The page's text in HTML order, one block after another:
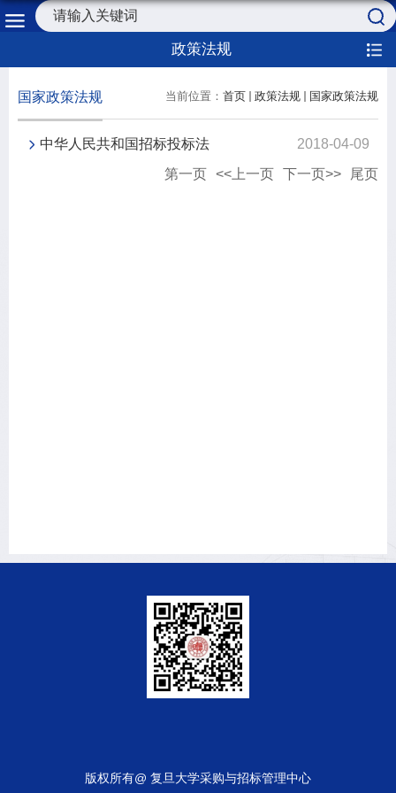
政策法规
当前位置： 首页 政策法规 国家政策法规
国家政策法规
中华人民共和国招标投标法
2018-04-09
第一页 <<上一页 下一页>> 尾页
版权所有@ 复旦大学采购与招标管理中心